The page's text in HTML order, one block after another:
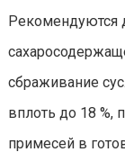
Рекомендуются
сбраживание
вплоть до 18 %,
примесей в